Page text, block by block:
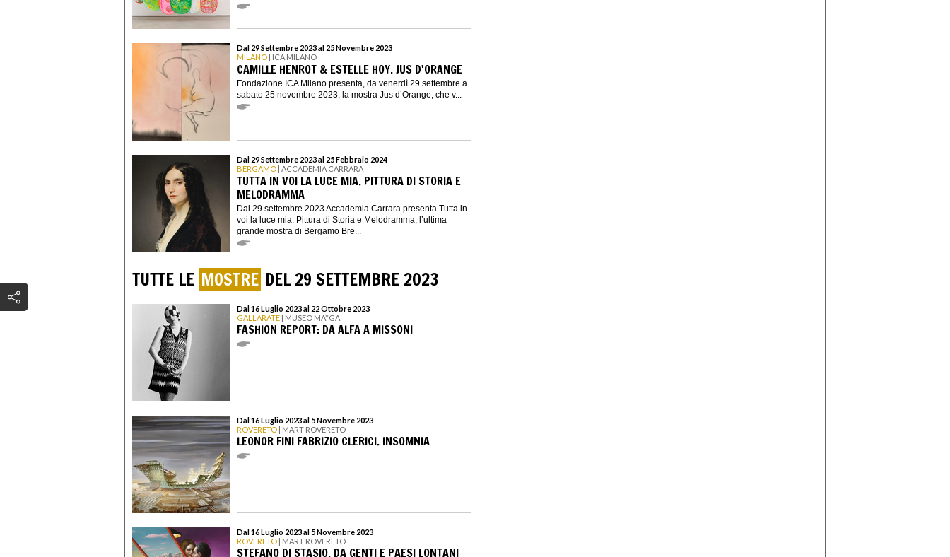
Dal 29 Settembre 2023 al 25 Novembre 2023
MILANO | ICA MILANO
CAMILLE HENROT & ESTELLE HOY. JUS D'ORANGE
Fondazione ICA Milano presenta, da venerdì 29 settembre a
sabato 25 novembre 2023, la mostra Jus d’Orange, che v...
Dal 29 Settembre 2023 al 25 Febbraio 2024
BERGAMO | ACCADEMIA CARRARA
TUTTA IN VOI LA LUCE MIA. PITTURA DI STORIA E
MELODRAMMA
Dal 29 settembre 2023 Accademia Carrara presenta Tutta in
voi la luce mia. Pittura di Storia e Melodramma, l’ultima
grande mostra di Bergamo Bre...
TUTTE LE MOSTRE DEL 29 SETTEMBRE 2023
Dal 16 Luglio 2023 al 22 Ottobre 2023
GALLARATE | MUSEO MA*GA
FASHION REPORT: DA ALFA A MISSONI
Dal 16 Luglio 2023 al 5 Novembre 2023
ROVERETO | MART ROVERETO
LEONOR FINI FABRIZIO CLERICI. INSOMNIA
Dal 16 Luglio 2023 al 5 Novembre 2023
ROVERETO | MART ROVERETO
STEFANO DI STASIO. DA GENTI E PAESI LONTANI